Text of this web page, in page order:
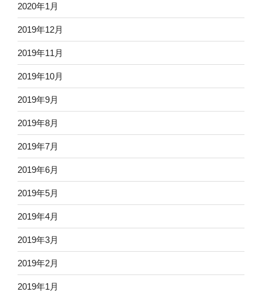
2020年1月
2019年12月
2019年11月
2019年10月
2019年9月
2019年8月
2019年7月
2019年6月
2019年5月
2019年4月
2019年3月
2019年2月
2019年1月